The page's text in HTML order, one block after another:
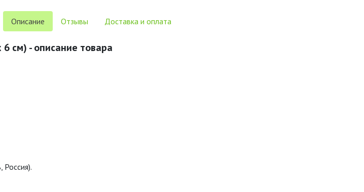
Описание Отзывы Доставка и оплата
см) - описание товара